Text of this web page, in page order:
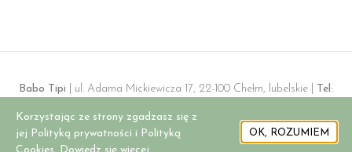
Babo Tipi | ul. Adama Mickiewicza 17, 22-100 Chełm, lubelskie |
Tel:
+48 506 819 378 |
E-mail: babo.sklep@gmail.com |
REGON:362256012
Korzystając ze strony zgadzasz się z
jej Polityką prywatności i Polityką
OK, ROZUMIEM